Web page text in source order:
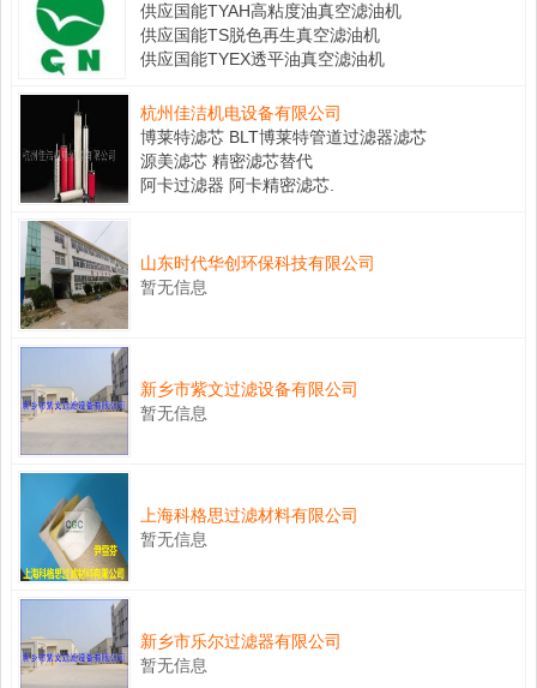
供应国能TYAH高粘度油真空滤油机
供应国能TS脱色再生真空滤油机
供应国能TYEX透平油真空滤油机
杭州佳洁机电设备有限公司
博莱特滤芯 BLT博莱特管道过滤器滤芯
源美滤芯 精密滤芯替代
阿卡过滤器 阿卡精密滤芯.
山东时代华创环保科技有限公司
暂无信息
新乡市紫文过滤设备有限公司
暂无信息
上海科格思过滤材料有限公司
暂无信息
新乡市乐尔过滤器有限公司
暂无信息